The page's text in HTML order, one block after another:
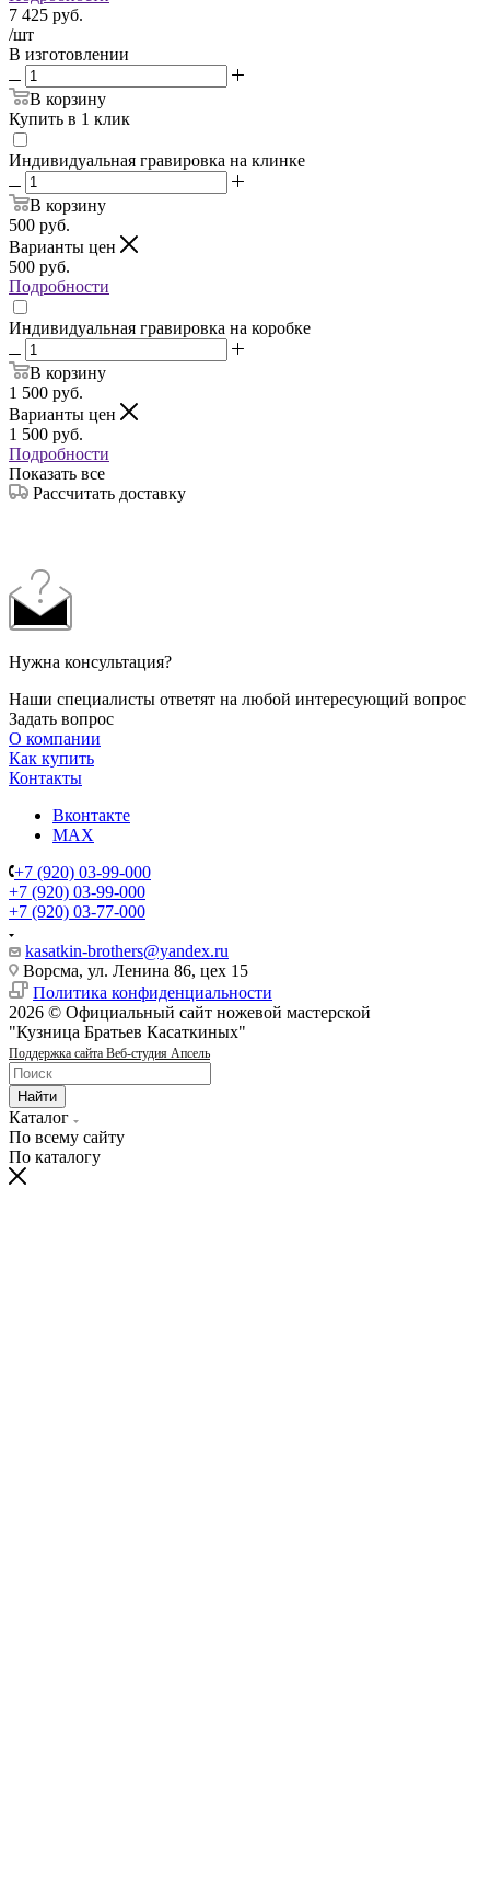
7 425 руб.
/шт
В изготовлении
В корзину
Купить в 1 клик
Индивидуальная гравировка на клинке
В корзину
500 руб.
Варианты цен
500 руб.
Подробности
Индивидуальная гравировка на коробке
В корзину
1 500 руб.
Варианты цен
1 500 руб.
Подробности
Показать все
Рассчитать доставку
Нужна консультация?
Наши специалисты ответят на любой интересующий вопрос
Задать вопрос
О компании
Как купить
Контакты
Вконтакте
MAX
+7 (920) 03-99-000
+7 (920) 03-99-000
+7 (920) 03-77-000
kasatkin-brothers@yandex.ru
Ворсма, ул. Ленина 86, цех 15
Политика конфиденциальности
2026 © Официальный сайт ножевой мастерской
"Кузница Братьев Касаткиных"
Поддержка сайта Веб-студия Апсель
Найти
Каталог
По всему сайту
По каталогу